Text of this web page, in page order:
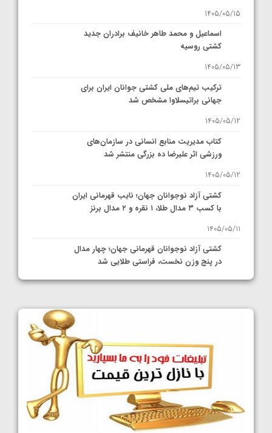
1405/05/15
اسماعیل و محمد طاهر خانیف برادران جدید
کشتی روسیه
1405/05/13
ترکیب تیم‌های ملی کشتی جوانان ایران برای
جهانی براتیسلاوا مشخص شد
1405/05/12
کتاب مدیریت منابع انسانی در سازمان‌های
ورزشی اثر علیرضا ده بزرگی منتشر شد
1405/05/12
کشتی آزاد نوجوانان جهان؛ نایب قهرمانی ایران
با کسب ۳ مدال طلا، ۱ نقره و ۲ مدال برنز
1405/05/11
کشتی آزاد نوجوانان قهرمانی جهان؛ چهار مدال
در پنج وزن نخست، فراستی طلایی شد
1405/05/11
کشتی آزاد نوجوانان جهان؛ رقبای نمایندگان
ایران مشخص شدند
1405/05/08
کشتی فرنگی نوجوانان جهان؛ سکوی تیمی
سوم برای ایران